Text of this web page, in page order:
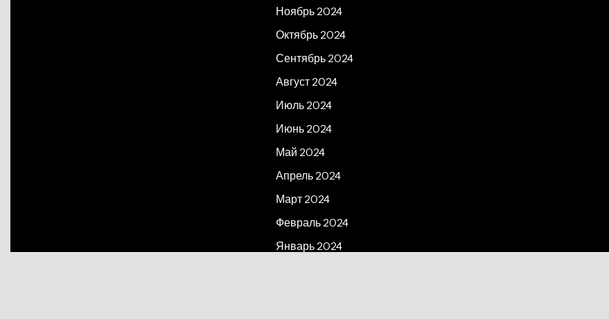
Ноябрь 2024
Октябрь 2024
Сентябрь 2024
Август 2024
Июль 2024
Июнь 2024
Май 2024
Апрель 2024
Март 2024
Февраль 2024
Январь 2024